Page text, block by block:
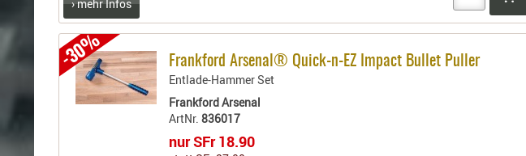
› mehr Infos
-30% Frankford Arsenal® Quick-n-EZ Impact Bullet Puller
Entlade-Hammer Set
Frankford Arsenal
ArtNr.836017
nur SFr 18.90